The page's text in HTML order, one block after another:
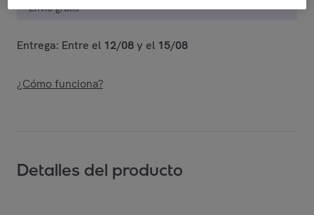
Envío gratis
Entrega: Entre el 12/08y el 15/08
¿Cómo funciona?
Detalles del producto